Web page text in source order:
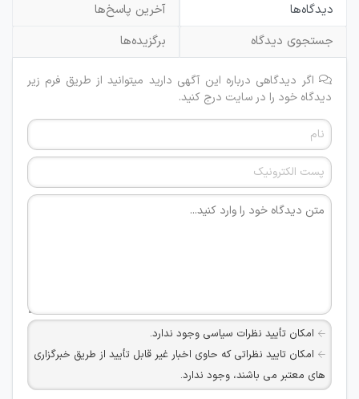
دیدگاه‌ها
آخرین پاسخ‌ها
جستجوی دیدگاه
برگزیده‌ها
اگر دیدگاهی درباره این آگهی دارید میتوانید از طریق فرم زیر
دیدگاه خود را در سایت درج کنید.
امکان تأیید نظرات سیاسی وجود ندارد.
امکان تایید نظراتی که حاوی اخبار غیر قابل تأیید از طریق خبرگزاری
های معتبر می باشند، وجود ندارد.